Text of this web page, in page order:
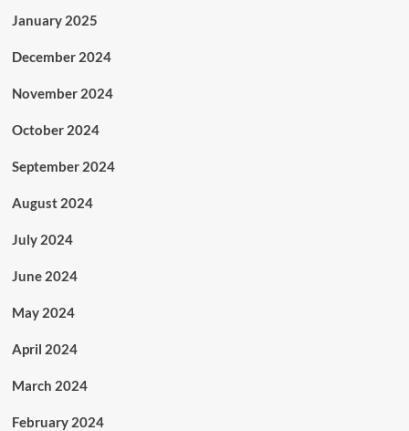
January 2025
December 2024
November 2024
October 2024
September 2024
August 2024
July 2024
June 2024
May 2024
April 2024
March 2024
February 2024